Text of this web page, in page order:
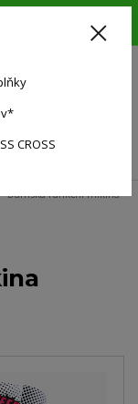
oblečení a doplňky !!!
Dámská funkční mikina
CROSS